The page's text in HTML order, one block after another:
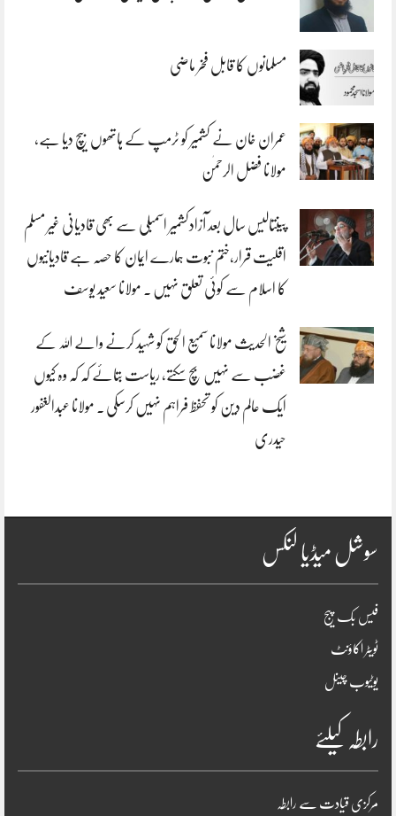
مسلمانوں کا قابل فخر ماضی
عمران خان نے کشمیر کو ٹرمپ کے ہاتھوں بیچ دیا ہے،
مولانا فضل الرحمٰن
پینتالیس سال بعد آزادکشمیر اسمبلی سے بھی قادیانی غیر مسلم
اقلیت قرار،ختم نبوت ہمارے ایمان کا حصہ ہے قادیانیوں
کا اسلام سے کوئی تعلق نہیں . مولانا سعید یوسف
شیخ الحدیث مولانا سمیع الحق کو شہید کرنے والے اللہ کے
غضب سے نہیں بچ سکتے، ریاست بتائے کہ کہ وہ کیوں
ایک عالم دین کو تحفظ فراہم نہیں کرسکی . مولانا عبدالغفور
حیدری
سوشل میڈیا لنکس
فیس بک پیج
ٹویٹر اکاؤنٹ
یوٹیوب چینل
رابطہ کیلئے
مرکزی قیادت سے رابطہ